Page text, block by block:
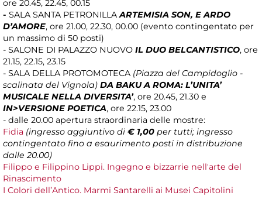
ore 20.45, 22.45, 00.15
- SALA SANTA PETRONILLAARTEMISIA SON, E ARDO
D’AMORE, ore 21.00, 22.30, 00.00 (evento contingentato per
un massimo di 50 posti)
- SALONE DI PALAZZO NUOVO IL DUO BELCANTISTICO, ore
21.15, 22.15, 23.15
- SALA DELLA PROTOMOTECA (Piazza del Campidoglio -
scalinata del Vignola) DA BAKU A ROMA: L’UNITA’
MUSICALE NELLA DIVERSITA’, ore 20.45, 21.30 e
IN>VERSIONE POETICA, ore 22.15, 23.00
- dalle 20.00 apertura straordinaria delle mostre:
Fidia (ingresso aggiuntivo di € 1,00 per tutti; ingresso
contingentato fino a esaurimento posti in distribuzione
dalle 20.00)
Filippo e Filippino Lippi. Ingegno e bizzarrie nell'arte del
Rinascimento
I Colori dell’Antico. Marmi Santarelli ai Musei Capitolini